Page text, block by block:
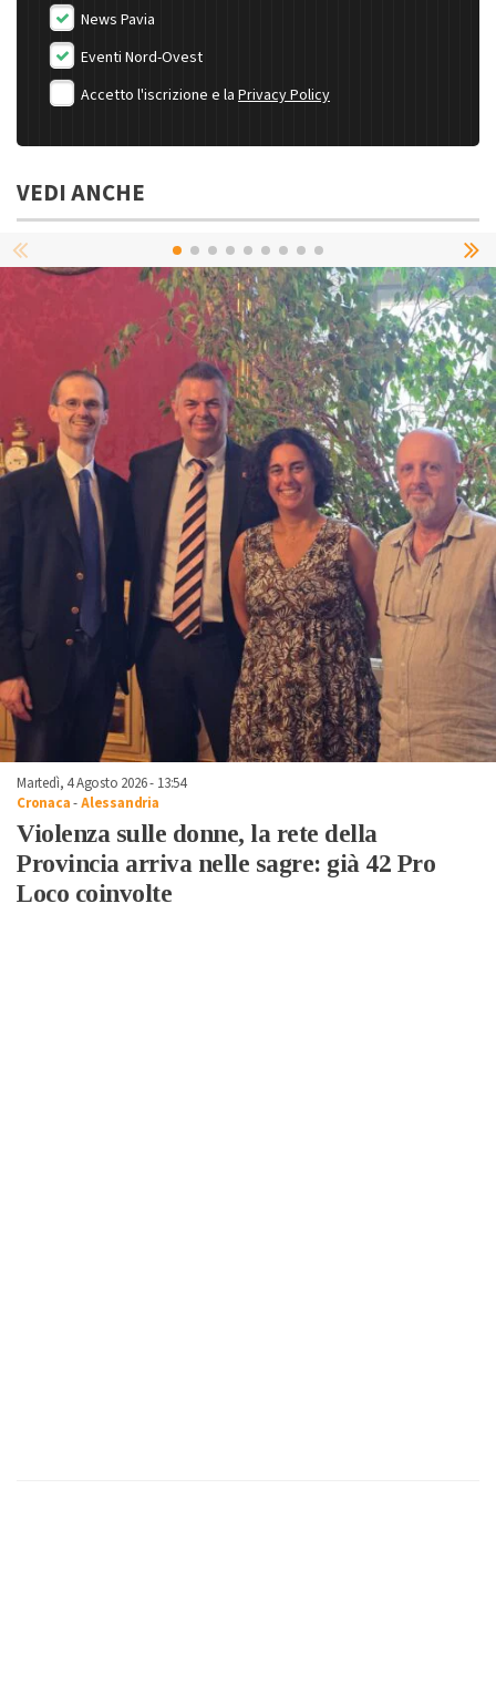
News Pavia
Eventi Nord-Ovest
Accetto l'iscrizione e la Privacy Policy
VEDI ANCHE
Martedì, 4 Agosto 2026 - 13:54
Cronaca-Alessandria
Violenza sulle donne, la rete della
Provincia arriva nelle sagre: già 42 Pro
Loco coinvolte